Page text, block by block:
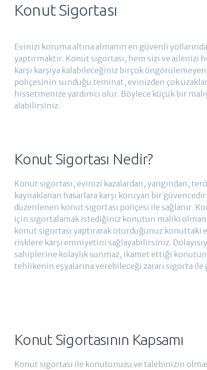
Konut Sigortası
Evinizi koruma altına almanın en güvenli
yaptırmaktır. Konut sigortası, hem sizi ve ailenizi
karşı karşıya kalabileceğiniz birçok
poliçesinin sunduğu teminat, evinizden çok
hissetmenize yardımcı olur. Böylece küçük bir
alabilirsiniz.
Konut Sigortası Nedir?
Konut sigortası, evinizi kazalardan, yangından,
kaynaklanan hasarlara karşı koruyan bir
düzenlenen konut sigortası poliçesi ile sağlanır.
için sigortalamak istediğiniz konutun maliki
konut sigortası yaptırarak oturduğunuz konuttaki
risklere karşı emniyetini sağlayabilirsiniz.
sahiplerine kolaylık sunmaz, ikamet ettiği
tehlikenin eşyalarına verebileceği zararı sigorta ile
Konut Sigortasının Kapsamı
Konut sigortası ile konutunuzu ve talebinizin